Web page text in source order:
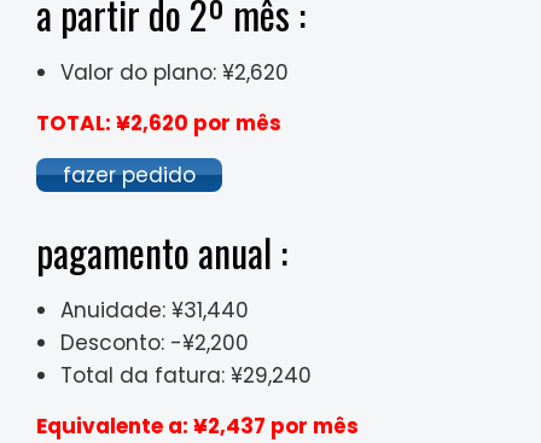
a partir do 2º mês :
Valor do plano: ¥2,620
TOTAL: ¥2,620 por mês
fazer pedido
pagamento anual :
Anuidade: ¥31,440
Desconto: -¥2,200
Total da fatura: ¥29,240
Equivalente a: ¥2,437 por mês